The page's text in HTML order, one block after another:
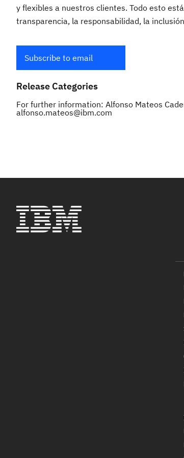
y flexibles a nuestros clientes. Todo esto
transparencia, la responsabilidad, la
Subscribe to email
Release Categories
For further information: Alfonso Mateos
alfonso.mateos@ibm.com